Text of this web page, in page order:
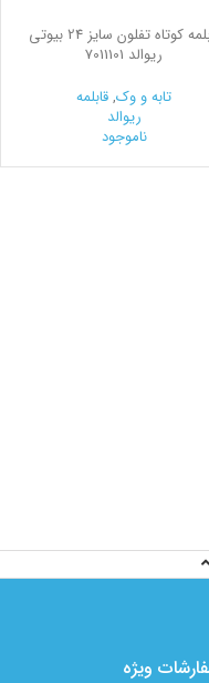
قابلمه کوتاه تفلون سایز 24 بیوتی
ریوالد 7011101
تابه و وک,قابلمه
ریوالد
ناموجود
ویژه